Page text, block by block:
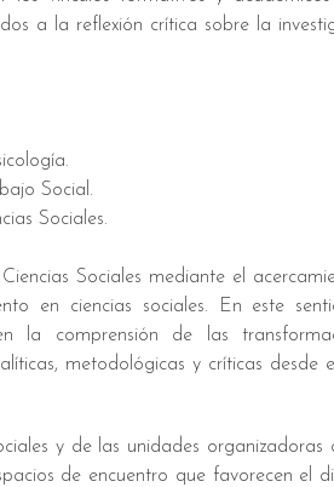
a la reflexión crítica sobre la
Social.
Sociales.
Sociales mediante el
en ciencias sociales. En este
la comprensión de las
metodológicas y críticas desde
y de las unidades organizadoras
de encuentro que favorecen el